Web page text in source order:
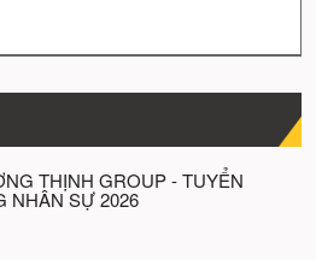
THỊNH GROUP - TUYỂN
NHÂN SỰ 2026